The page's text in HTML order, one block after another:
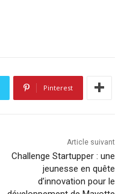
Pinterest
Article suivant
Challenge Startupper : une
jeunesse en quête
d’innovation pour le